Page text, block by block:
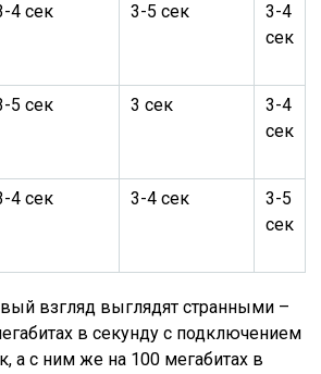
4 сек 3-5 сек
3-4
сек
5 сек 3 сек
3-4
сек
4 сек 3-4 сек
3-5
сек
взгляд выглядят странными –
в секунду с подключением
а с ним же на 100 мегабитах в